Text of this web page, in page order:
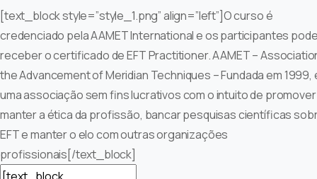
[text_block style=”style_1.png” align=”left”]O curso é
credenciado pela AAMET International e os participantes
receber o certificado de EFT Practitioner. AAMET –
the Advancement of Meridian Techniques – Fundada em 1999,
uma associação sem fins lucrativos com o intuito de
manter a ética da profissão, bancar pesquisas científicas
EFT e manter o elo com outras organizações
profissionais[/text_block]